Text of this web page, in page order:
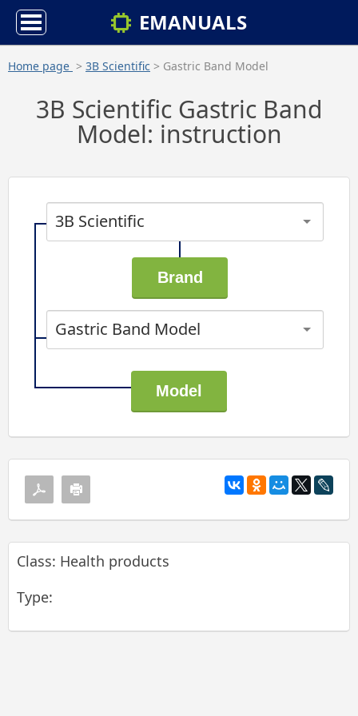
EMANUALS
Home page > 3B Scientific > Gastric Band Model
3B Scientific Gastric Band
Model: instruction
3B Scientific
Gastric Band Model
Class: Health products
Type: